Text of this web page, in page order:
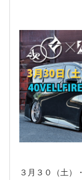
３月３０（土）